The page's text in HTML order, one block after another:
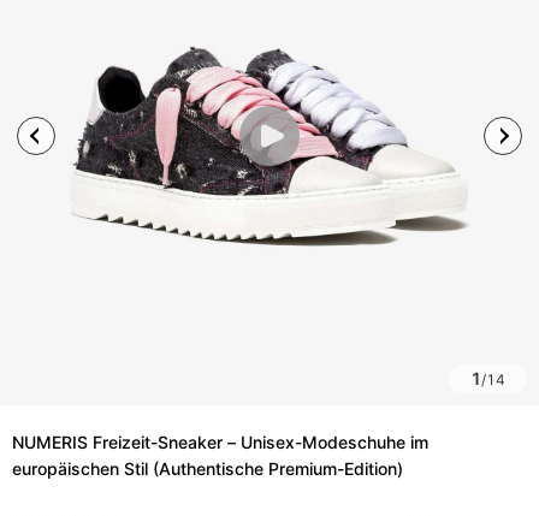
1/14
NUMERIS Freizeit-Sneaker – Unisex-Modeschuhe im
europäischen Stil (Authentische Premium-Edition)